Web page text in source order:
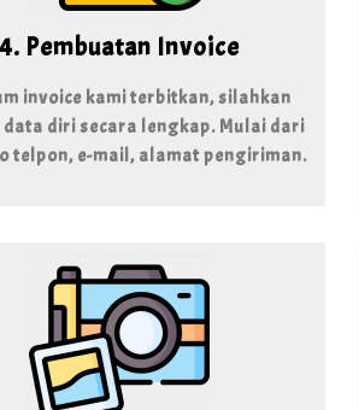
4. Pembuatan Invoice
invoice kami terbitkan, silahkan
data diri secara lengkap. Mulai dari
telpon, e-mail, alamat pengiriman.